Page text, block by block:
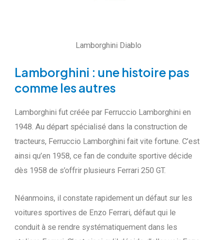
Lamborghini Diablo
Lamborghini : une histoire pas
comme les autres
Lamborghini fut créée par Ferruccio Lamborghini en
1948. Au départ spécialisé dans la construction de
tracteurs, Ferruccio Lamborghini fait vite fortune. C’est
ainsi qu’en 1958, ce fan de conduite sportive décide
dès 1958 de s’offrir plusieurs Ferrari 250 GT.
Néanmoins, il constate rapidement un défaut sur les
voitures sportives de Enzo Ferrari, défaut qui le
conduit à se rendre systématiquement dans les